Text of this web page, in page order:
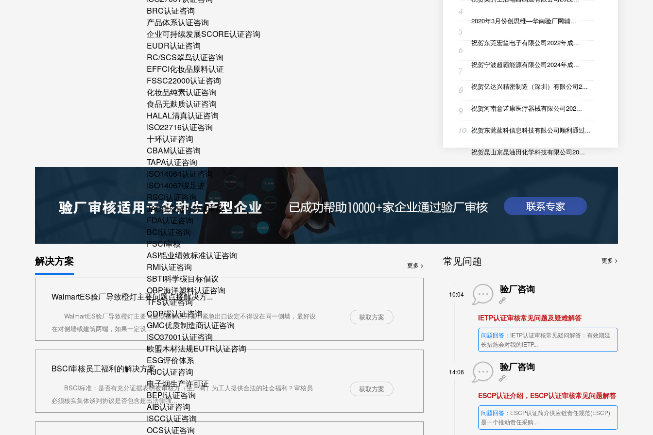
BRC认证咨询
产品体系认证咨询
企业可持续发展SCORE认证咨询
EUDR认证咨询
RC/SCS翠鸟认证咨询
EFFCI化妆品原料认证
FSSC22000认证咨询
化妆品纯素认证咨询
食品无麸质认证咨询
HALAL清真认证咨询
ISO22716认证咨询
十环认证咨询
CBAM认证咨询
TAPA认证咨询
ISO14064认证咨询
ISO14067碳足迹
RSCI认证咨询
JAC供应链可持续审核
FDA认证咨询
BCI认证咨询
PSCI审核
ASI铝业绩效标准认证咨询
RMI认证咨询
SBTI科学碳目标倡议
OBP海洋塑料认证咨询
TFS认证咨询
CDP碳认证咨询
GMC优质制造商认证咨询
ISO37001认证咨询
欧盟木材法规EUTR认证咨询
ESG评价体系
RJC认证咨询
电子烟生产许可证
BEPI认证咨询
AIB认证咨询
ISCC认证咨询
OCS认证咨询
2020年3月份创思维—华南验厂网辅...
祝贺东莞宏笙电子有限公司2022年成...
祝贺宁波超霸能源有限公司2024年成...
祝贺亿达兴精密制造（深圳）有限公司2...
祝贺河南意诺康医疗器械有限公司202...
祝贺东莞蓝科信息科技有限公司顺利通过...
祝贺昆山京昆油田化学科技有限公司20...
更多 >
解决方案
WalmartES验厂导致橙灯主要问题点接解决方...
WalmartES验厂导致橙灯主要问题点接解决方案1.紧急出口设定不得设在同一侧墙，最好设
在对侧墙或建筑两端，如果一定设...
获取方案
BSCI审核员工福利的解决方案
BSCI标准：是否有充分证据表明被审核方（生产商）为工人提供合法的社会福利？审核员
必须核实集体谈判协议是否包含超出法律强...
获取方案
更多 >
常见问题
10:04 验厂咨询
IETP认证审核常见问题及疑难解答
问题回答： IETP认证审核常见疑问解答：有效期延
长措施会对我的IETP...
14:06 验厂咨询
ESCP认证介绍，ESCP认证审核常见问题解答
问题回答： ESCP认证简介供应链责任规范(ESCP)
是一个推动责任采购...